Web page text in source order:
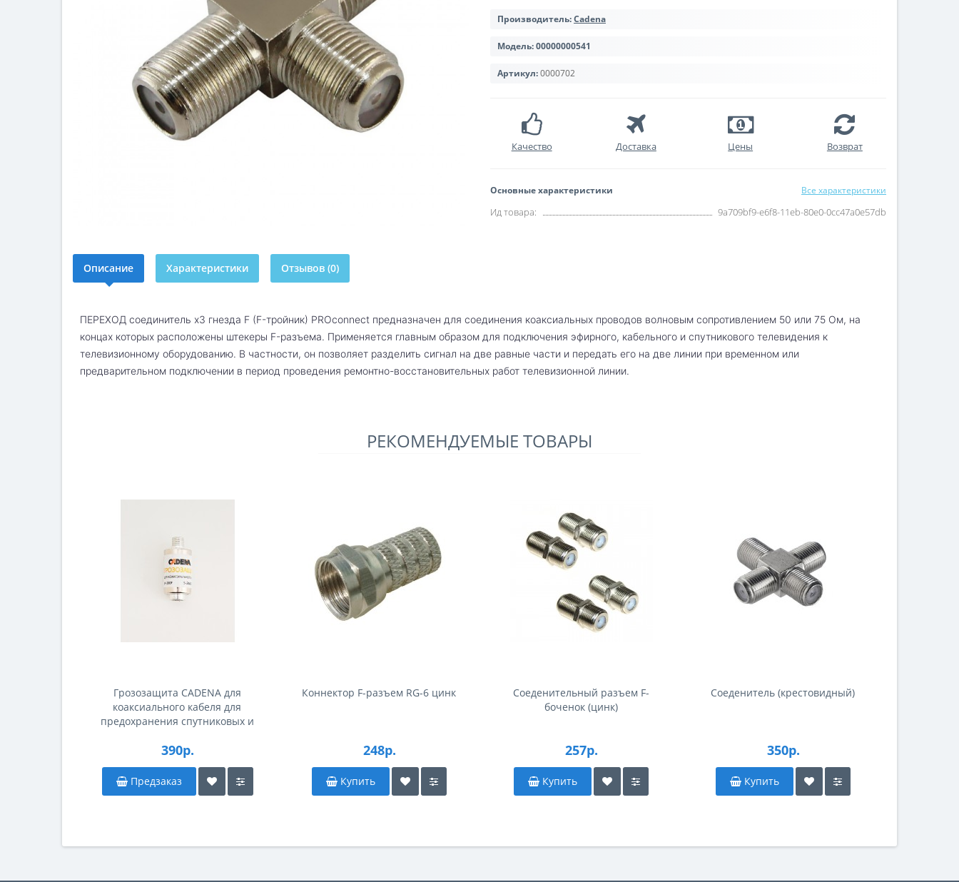
Производитель:Cadena
Модель:00000000541
Артикул:0000702
Качество Доставка Цены Возврат
Основные характеристики Все характеристики
Ид товара: 9a709bf9-e6f8-11eb-80e0-0cc47a0e57db
Описание Характеристики Отзывов (0)
ПЕРЕХОД соединитель x3 гнезда F (F-тройник) PROconnect предназначен для соединения коаксиальных проводов волновым сопротивлением 50 или 75 Ом, на
концах которых расположены штекеры F-разъема. Применяется главным образом для подключения эфирного, кабельного и спутникового телевидения к
телевизионному оборудованию. В частности, он позволяет разделить сигнал на две равные части и передать его на две линии при временном или
предварительном подключении в период проведения ремонтно-восстановительных работ телевизионной линии.
РЕКОМЕНДУЕМЫЕ ТОВАРЫ
Грозозащита CADENA для
коаксиального кабеля для
предохранения спутниковых и
390р.
Предзаказ
Коннектор F-разъем RG-6 цинк
248р.
Купить
Соеденительный разъем F-
боченок (цинк)
257р.
Купить
Соеденитель (крестовидный)
350р.
Купить